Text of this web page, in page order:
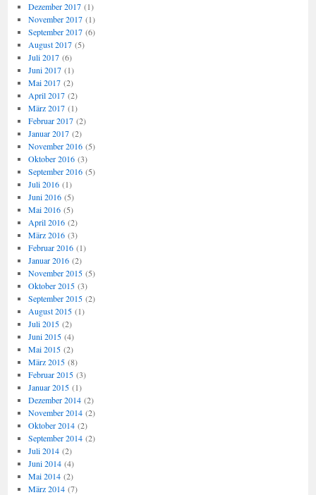
Dezember 2017(1)
November 2017(1)
September 2017(6)
August 2017(5)
Juli 2017(6)
Juni 2017(1)
Mai 2017(2)
April 2017(2)
März 2017(1)
Februar 2017(2)
Januar 2017(2)
November 2016(5)
Oktober 2016(3)
September 2016(5)
Juli 2016(1)
Juni 2016(5)
Mai 2016(5)
April 2016(2)
März 2016(3)
Februar 2016(1)
Januar 2016(2)
November 2015(5)
Oktober 2015(3)
September 2015(2)
August 2015(1)
Juli 2015(2)
Juni 2015(4)
Mai 2015(2)
März 2015(8)
Februar 2015(3)
Januar 2015(1)
Dezember 2014(2)
November 2014(2)
Oktober 2014(2)
September 2014(2)
Juli 2014(2)
Juni 2014(4)
Mai 2014(2)
März 2014(7)